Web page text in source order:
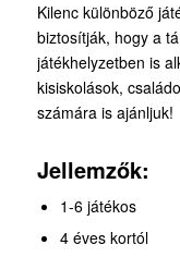
Kilenc különböző
biztosítják, hogy a
játékhelyzetben is
kisiskolások,
számára is ajánljuk!
Jellemzők:
1-6 játékos
4 éves kortól